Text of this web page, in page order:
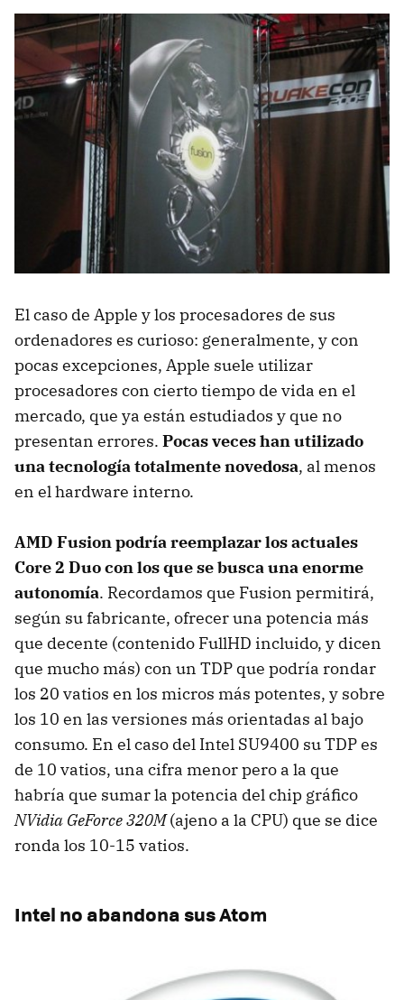
El caso de Apple y los procesadores de sus
ordenadores es curioso: generalmente, y con
pocas excepciones, Apple suele utilizar
procesadores con cierto tiempo de vida en el
mercado, que ya están estudiados y que no
presentan errores. Pocas veces han utilizado
una tecnología totalmente novedosa, al menos
en el hardware interno.
AMD Fusion podría reemplazar los actuales
Core 2 Duo con los que se busca una enorme
autonomía. Recordamos que Fusion permitirá,
según su fabricante, ofrecer una potencia más
que decente (contenido FullHD incluido, y dicen
que mucho más) con un TDP que podría rondar
los 20 vatios en los micros más potentes, y sobre
los 10 en las versiones más orientadas al bajo
consumo. En el caso del Intel SU9400 suTDPes
de 10 vatios, una cifra menor pero a la que
habría que sumar la potencia del chip gráfico
NVidia GeForce 320M(ajeno a la CPU) que se dice
ronda los 10-15 vatios.
Intel no abandona sus Atom